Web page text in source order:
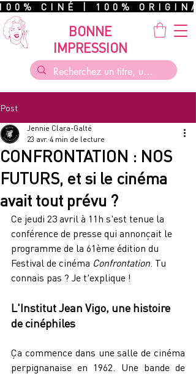
BONNE
IMPRESSION
CINÉ | 100%
Post
CONFRONTATION : NOS
FUTURS, et si le cinéma
avait tout prévu ?
Jennie Clara-Galté
23 avr. 4 min de lecture
Ce jeudi 23 avril à 11h s'est tenue la
conférence de presse qui annonçait le
programme de la 61ème édition du
Festival de cinéma Confrontation . Tu
connais pas ? Je t'explique !
L'Institut Jean Vigo, une histoire
de cinéphiles
Ça commence dans une salle de cinéma
perpignanaise en 1962. Une bande de